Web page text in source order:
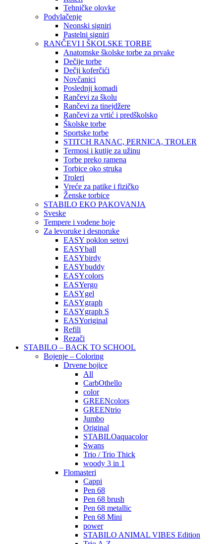
Tehničke olovke
Podvlačenje
Neonski signiri
Pastelni signiri
RANČEVI I ŠKOLSKE TORBE
Anatomske školske torbe za prvake
Dečije torbe
Dečji koferčići
Novčanici
Poslednji komadi
Rančevi za školu
Rančevi za tinejdžere
Rančevi za vrtić i predškolsko
Školske torbe
Sportske torbe
STITCH RANAC, PERNICA, TROLER
Termosi i kutije za užinu
Torbe preko ramena
Torbice oko struka
Troleri
Vreće za patike i fizičko
Ženske torbice
STABILO EKO PAKOVANJA
Sveske
Tempere i vodene boje
Za levoruke i desnoruke
EASY poklon setovi
EASYball
EASYbirdy
EASYbuddy
EASYcolors
EASYergo
EASYgel
EASYgraph
EASYgraph S
EASYoriginal
Refili
Rezači
STABILO – BACK TO SCHOOL
Bojenje – Coloring
Drvene bojice
All
CarbOthello
color
GREENcolors
GREENtrio
Jumbo
Original
STABILOaquacolor
Swans
Trio / Trio Thick
woody 3 in 1
Flomasteri
Cappi
Pen 68
Pen 68 brush
Pen 68 metallic
Pen 68 Mini
power
STABILO ANIMAL VIBES Edition